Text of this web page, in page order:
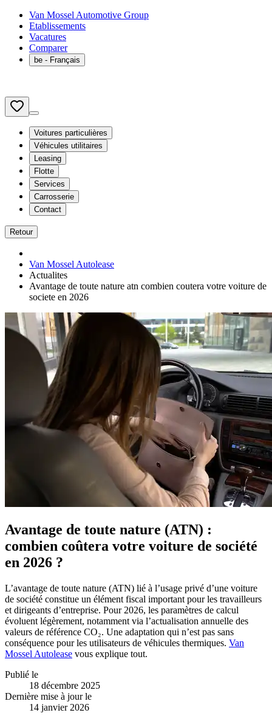
Van Mossel Automotive Group
Etablissements
Vacatures
Comparer
be - Français
Voitures particulières
Véhicules utilitaires
Leasing
Flotte
Services
Carrosserie
Contact
Retour
Van Mossel Autolease
Actualites
Avantage de toute nature atn combien coutera votre voiture de
societe en 2026
Avantage de toute nature (ATN) :
combien coûtera votre voiture de société
en 2026 ?
L’avantage de toute nature (ATN) lié à l’usage privé d’une voiture
de société constitue un élément fiscal important pour les travailleurs
et dirigeants d’entreprise. Pour 2026, les paramètres de calcul
évoluent légèrement, notamment via l’actualisation annuelle des
valeurs de référence CO₂. Une adaptation qui n’est pas sans
conséquence pour les utilisateurs de véhicules thermiques. Van
Mossel Autolease vous explique tout.
Publié le
18 décembre 2025
Dernière mise à jour le
14 janvier 2026